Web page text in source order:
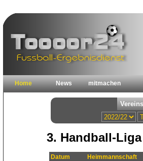
Home News mitmachen
3. Handball-
Datum Heimmannschaft